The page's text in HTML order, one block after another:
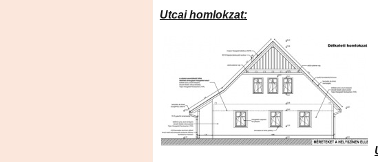
Utcai homlokzat: